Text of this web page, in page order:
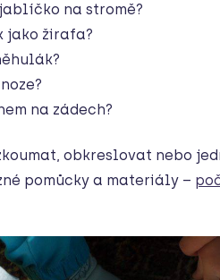
na stromě?
jako žirafa?
na zádech?
obkreslovat nebo
pomůcky a materiály –